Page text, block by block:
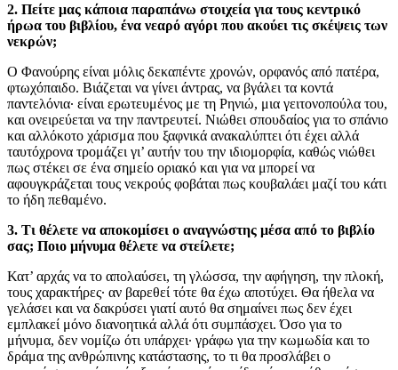
2. Πείτε μας κάποια παραπάνω στοιχεία για τους κεντρικό
ήρωα του βιβλίου, ένα νεαρό αγόρι που ακούει τις σκέψεις των
νεκρών;
Ο Φανούρης είναι μόλις δεκαπέντε χρονών, ορφανός από πατέρα,
φτωχόπαιδο. Βιάζεται να γίνει άντρας, να βγάλει τα κοντά
παντελόνια· είναι ερωτευμένος με τη Ρηνιώ, μια γειτονοπούλα του,
και ονειρεύεται να την παντρευτεί. Νιώθει σπουδαίος για το σπάνιο
και αλλόκοτο χάρισμα που ξαφνικά ανακαλύπτει ότι έχει αλλά
ταυτόχρονα τρομάζει γι’ αυτήν του την ιδιομορφία, καθώς νιώθει
πως στέκει σε ένα σημείο οριακό και για να μπορεί να
αφουγκράζεται τους νεκρούς φοβάται πως κουβαλάει μαζί του κάτι
το ήδη πεθαμένο.
3. Τι θέλετε να αποκομίσει ο αναγνώστης μέσα από το βιβλίο
σας; Ποιο μήνυμα θέλετε να στείλετε;
Κατ’ αρχάς να το απολαύσει, τη γλώσσα, την αφήγηση, την πλοκή,
τους χαρακτήρες· αν βαρεθεί τότε θα έχω αποτύχει. Θα ήθελα να
γελάσει και να δακρύσει γιατί αυτό θα σημαίνει πως δεν έχει
εμπλακεί μόνο διανοητικά αλλά ότι συμπάσχει. Όσο για το
μήνυμα, δεν νομίζω ότι υπάρχει· γράφω για την κωμωδία και το
δράμα της ανθρώπινης κατάστασης, το τι θα προσλάβει ο